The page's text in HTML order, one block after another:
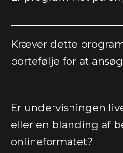
Kræver dette
portefølje for at
Er undervisningen
eller en blanding af
onlineformatet?